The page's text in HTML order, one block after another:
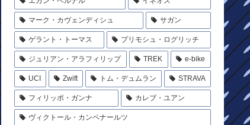
マーク・カヴェンディシュ サガン
ゲラント・トーマス プリモシュ・ログリッチ
ジュリアン・アラフィリップ TREK e-bike
UCI Zwift トム・デュムラン STRAVA
フィリッポ・ガンナ カレブ・ユアン
ヴィクトール・カンペナールツ